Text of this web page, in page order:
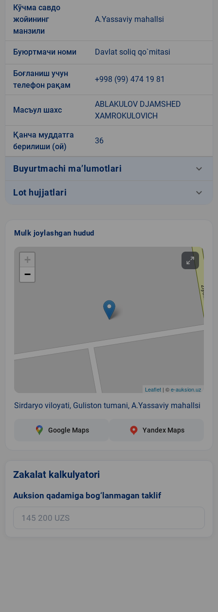
Кўчма савдо
жойининг
манзили
A.Yassaviy mahallsi
Буюртмачи номи Davlat soliq qo`mitasi
Боғланиш учун
телефон рақам
+998 (99) 474 19 81
Масъул шахс
ABLAKULOV DJAMSHED
XAMROKULOVICH
Қанча муддатга
берилиши (ой)
36
Buyurtmachi ma’lumotlari keyboard_arrow_down
Lot hujjatlari keyboard_arrow_down
Mulk joylashgan hudud
+
−
Leaflet | ©e-auksion.uz
Sirdaryo viloyati, Guliston tumani, A.Yassaviy mahallsi
Google Maps Yandex Maps
Zakalat kalkulyatori
Auksion qadamiga bog‘lanmagan taklif